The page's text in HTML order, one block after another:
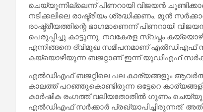
ചെയ്യുന്നില്ലെന്ന് പിണറായി വിജയൻ
നടിക്കലിലെ രാഷ്ട്രീയം ശ്രദ്ധിക്കണം. മുൻ
രാഷ്ട്രീയത്തിന്റെ ഭാഗമാണെന്ന് പിണറായി
പെരുപ്പിച്ചു കാട്ടുന്നു. നവകേരള സ്വപ്നം
എന്നിങ്ങനെ ദ്വിമുഖ സമീപനമാണ് എൽഡിഎഫ്
കയ്യൊഴിയുന്ന ബജറ്റാണ് ഇന്ന് യുഡിഎഫ്
എൽഡിഎഫ് ബജറ്റിലെ പല കാര്യങ്ങളും
കാലത്ത് പറഞ്ഞുകൊണ്ടിരുന്ന ഒട്ടേറെ
കാർഷിക രംഗത്ത് വലിയതോതിൽ ഗുണം
എൽഡിഎഫ് സർക്കാർ പ്രഖ്യാപിച്ചിരുന്നത്.